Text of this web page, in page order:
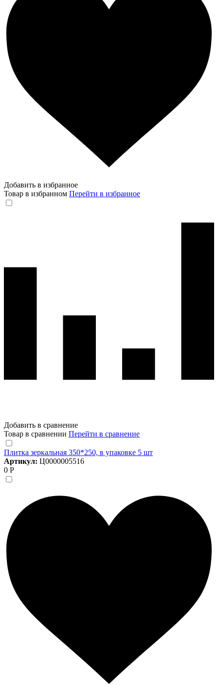
Добавить в избранное
Товар в избранном Перейти в избранное
Добавить в сравнение
Товар в сравнении Перейти в сравнение
Плитка зеркальная 350*250, в упаковке 5 шт
Артикул: Ц0000005516
0 Р